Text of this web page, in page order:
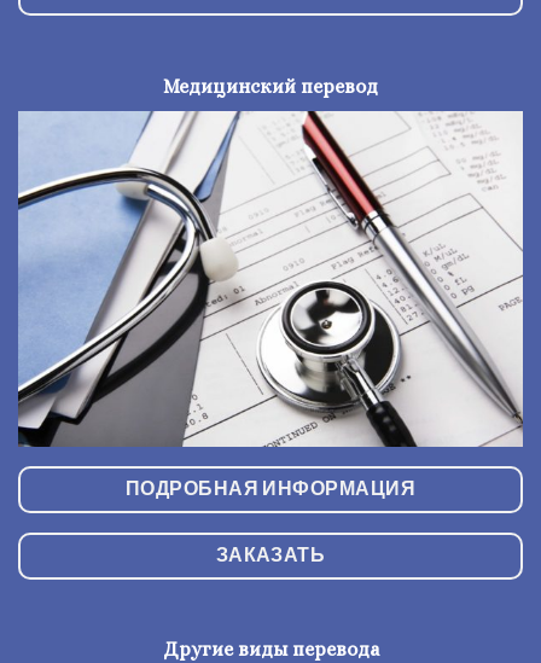
Медицинский перевод
ПОДРОБНАЯ ИНФОРМАЦИЯ
ЗАКАЗАТЬ
Другие виды перевода